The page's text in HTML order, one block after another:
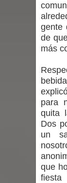
gente
de
más
para
quita
Dos
un
que